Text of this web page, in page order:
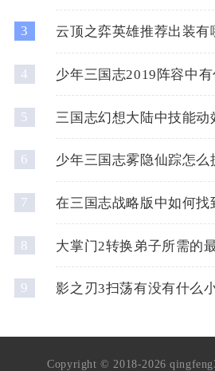
3 云顶之弈英雄推荐出装有
4
5
6 少年三国志雾隐仙踪怎么
7
8
9 影之刃3扫荡有没有什么
Copyright © 2018-2026